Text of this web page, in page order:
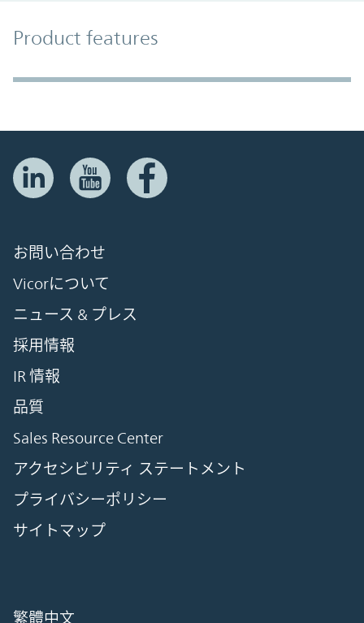
Product Features
Product features
Accordion Section
お問い合わせ
Vicorについて
ニュース & プレス
採用情報
IR 情報
品質
Sales Resource Center
アクセシビリティ ステートメント
プライバシーポリシー
サイトマップ
繁體中文